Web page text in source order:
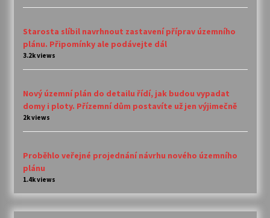
Starosta slíbil navrhnout zastavení příprav územního
plánu. Připomínky ale podávejte dál
3.2k views
Nový územní plán do detailu řídí, jak budou vypadat
domy i ploty. Přízemní dům postavíte už jen výjimečně
2k views
Proběhlo veřejné projednání návrhu nového územního
plánu
1.4k views